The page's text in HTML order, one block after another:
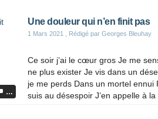
…
Une douleur qui n’en finit pas
1 Mars 2021 , Rédigé par Georges Bleuhay
Ce soir j’ai le cœur gros Je me
ne plus exister Je vis dans un
je me perds Dans un mortel ennui
suis au désespoir J’en appelle à